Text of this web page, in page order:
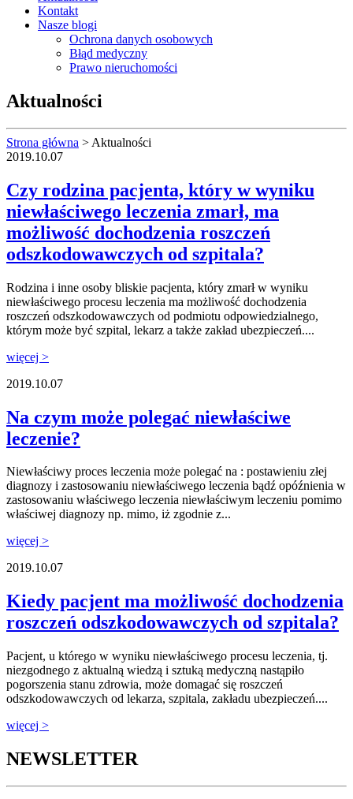
Kontakt
Nasze blogi
Ochrona danych osobowych
Błąd medyczny
Prawo nieruchomości
Aktualności
Strona główna > Aktualności
2019.10.07
Czy rodzina pacjenta, który w wyniku
niewłaściwego leczenia zmarł, ma
możliwość dochodzenia roszczeń
odszkodowawczych od szpitala?
Rodzina i inne osoby bliskie pacjenta, który zmarł w wyniku
niewłaściwego procesu leczenia ma możliwość dochodzenia
roszczeń odszkodowawczych od podmiotu odpowiedzialnego,
którym może być szpital, lekarz a także zakład ubezpieczeń....
więcej >
2019.10.07
Na czym może polegać niewłaściwe
leczenie?
Niewłaściwy proces leczenia może polegać na : postawieniu złej
diagnozy i zastosowaniu niewłaściwego leczenia bądź opóźnienia w
zastosowaniu właściwego leczenia niewłaściwym leczeniu pomimo
właściwej diagnozy np. mimo, iż zgodnie z...
więcej >
2019.10.07
Kiedy pacjent ma możliwość dochodzenia
roszczeń odszkodowawczych od szpitala?
Pacjent, u którego w wyniku niewłaściwego procesu leczenia, tj.
niezgodnego z aktualną wiedzą i sztuką medyczną nastąpiło
pogorszenia stanu zdrowia, może domagać się roszczeń
odszkodowawczych od lekarza, szpitala, zakładu ubezpieczeń....
więcej >
NEWSLETTER